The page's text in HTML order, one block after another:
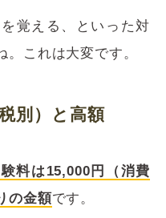
覚える、といった対
これは大変です。
別）と高額
料は15,000円（消費
の金額です。